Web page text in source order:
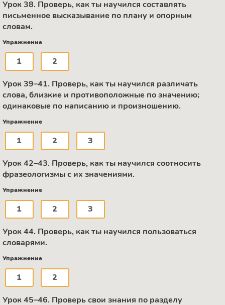
Урок 38. Проверь, как ты научился составлять
письменное высказывание по плану и опорным
словам.
Упражнение
1 2
Урок 39–41. Проверь, как ты научился различать
слова, близкие и противоположные по значению;
одинаковые по написанию и произношению.
Упражнение
1 2 3
Урок 42–43. Проверь, как ты научился соотносить
фразеологизмы с их значениями.
Упражнение
1 2 3
Урок 44. Проверь, как ты научился пользоваться
словарями.
Упражнение
1 2
Урок 45–46. Проверь свои знания по разделу